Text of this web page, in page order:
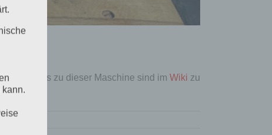
Infos zu dieser Maschine sind im Wiki zu
geeignet.